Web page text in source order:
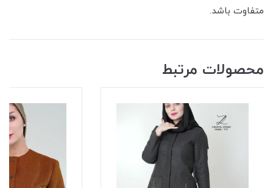
متفاوت باشد.
محصولات مرتبط